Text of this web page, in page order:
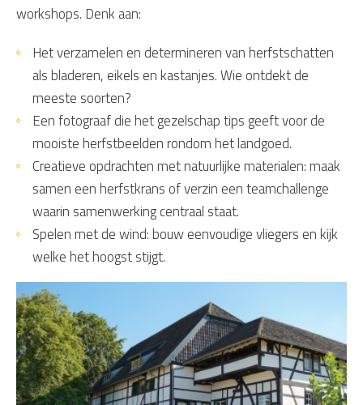
workshops. Denk aan:
Het verzamelen en determineren van herfstschatten
als bladeren, eikels en kastanjes. Wie ontdekt de
meeste soorten?
Een fotograaf die het gezelschap tips geeft voor de
mooiste herfstbeelden rondom het landgoed.
Creatieve opdrachten met natuurlijke materialen: maak
samen een herfstkrans of verzin een teamchallenge
waarin samenwerking centraal staat.
Spelen met de wind: bouw eenvoudige vliegers en kijk
welke het hoogst stijgt.